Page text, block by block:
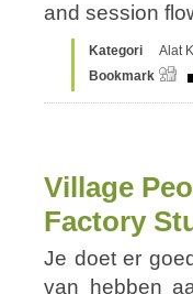
and session
Kategori
Alat
Bookmark
Village
Factory
Je doet er
van hebben